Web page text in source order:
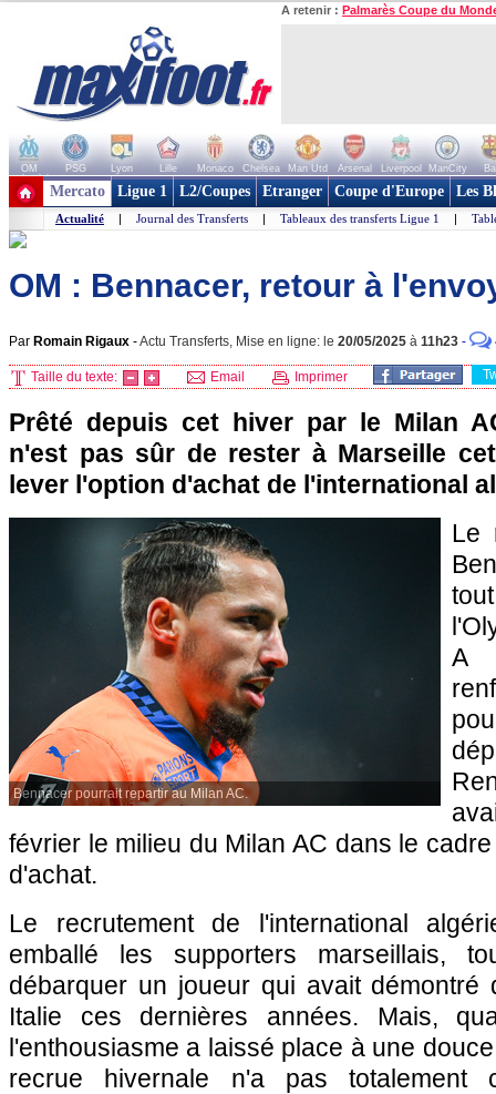
A retenir : Palmarès Coupe du
OM PSG Lyon Lille Monaco Chelsea Man Utd Arsenal Liverpool ManCity
+ de clubs
Mercato Ligue 1 L2/Coupes Etranger Coupe d'Europe Les
Actualité | Journal des Transferts | Tableaux des transferts Ligue 1 |
OM : Bennacer, retour à
Par Romain Rigaux -Actu Transferts, Mise en ligne: le 20/05/2025 à 11h23 -
Taille du texte: Email Imprimer
Prêté depuis cet hiver par le Milan
n'est pas sûr de rester à Marseille
lever l'option d'achat de l'international
Bennacer pourrait repartir au Milan AC.
Le
A
février le milieu du Milan AC dans le
d'achat.
Le recrutement de l'international
emballé les supporters marseillais,
débarquer un joueur qui avait démontré
Italie ces dernières années. Mais,
l'enthousiasme a laissé place à une
recrue hivernale n'a pas totalement